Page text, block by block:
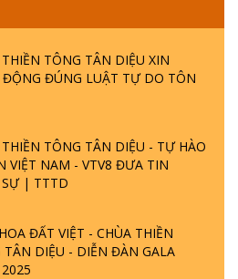
TÔNG TÂN DIỆU XIN
ĐỘNG ĐÚNG LUẬT TỰ DO TÔN
TÔNG TÂN DIỆU - TỰ HÀO
VIỆT NAM - VTV8 ĐƯA TIN
SỰ | TTTD
ĐẤT VIỆT - CHÙA THIỀN
TÂN DIỆU - DIỄN ĐÀN GALA